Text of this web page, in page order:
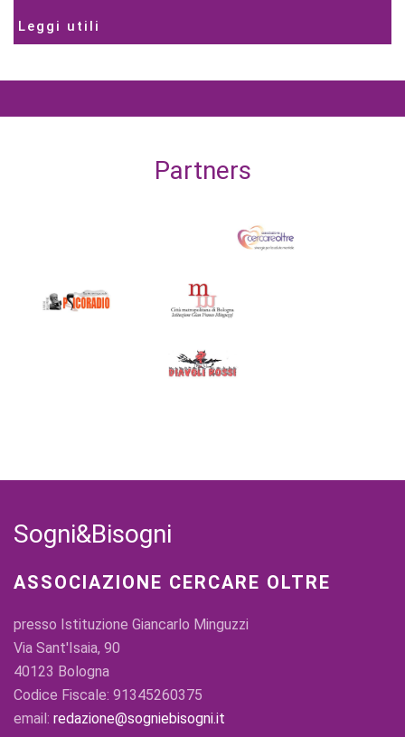
Leggi utili
Partners
Sogni&Bisogni
ASSOCIAZIONE CERCARE OLTRE
presso Istituzione Giancarlo Minguzzi
Via Sant'Isaia, 90
40123 Bologna
Codice Fiscale: 91345260375
email: redazione@sogniebisogni.it